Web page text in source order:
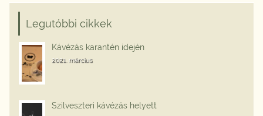
Legutóbbi cikkek
Kávézás karantén idején
2021. március
Szilveszteri kávézás helyett